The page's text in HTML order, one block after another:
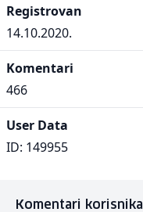
Registrovan
14.10.2020.
Komentari
466
User Data
ID: 149955
Komentari korisnika